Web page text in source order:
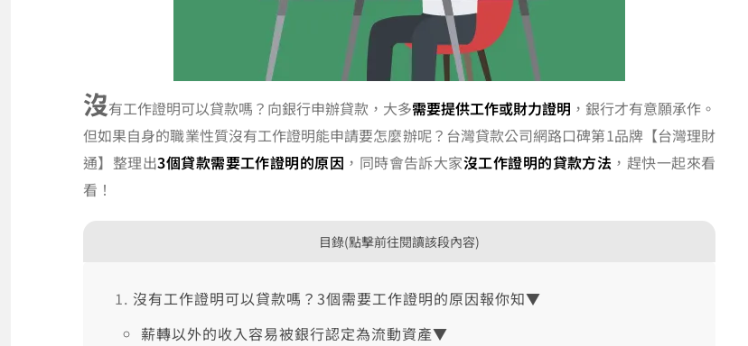
沒有工作證明可以貸款嗎？向銀行申辦貸款，大多需要提供工作或財力證明 ，銀行才有意願承作。
但如果自身的職業性質沒有工作證明能申請要怎麼辦呢？台灣貸款公司網路口碑第1品牌【台灣理財
通】整理出3個貸款需要工作證明的原因 ，同時會告訴大家沒工作證明的貸款方法 ，趕快一起來看
看！
目錄(點擊前往閱讀該段內容)
沒有工作證明可以貸款嗎？3個需要工作證明的原因報你知▼
薪轉以外的收入容易被銀行認定為流動資產▼